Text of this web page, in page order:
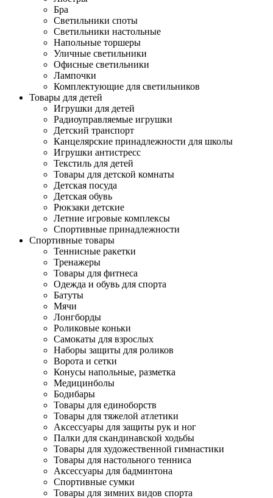
Бра
Светильники споты
Светильники настольные
Напольные торшеры
Уличные светильники
Офисные светильники
Лампочки
Комплектующие для светильников
Товары для детей
Игрушки для детей
Радиоуправляемые игрушки
Детский транспорт
Канцелярские принадлежности для школы
Игрушки антистресс
Текстиль для детей
Товары для детской комнаты
Детская посуда
Детская обувь
Рюкзаки детские
Летние игровые комплексы
Спортивные принадлежности
Спортивные товары
Теннисные ракетки
Тренажеры
Товары для фитнеса
Одежда и обувь для спорта
Батуты
Мячи
Лонгборды
Роликовые коньки
Самокаты для взрослых
Наборы защиты для роликов
Ворота и сетки
Конусы напольные, разметка
Медицинболы
Бодибары
Товары для единоборств
Товары для тяжелой атлетики
Аксессуары для защиты рук и ног
Палки для скандинавской ходьбы
Товары для художественной гимнастики
Товары для настольного тенниса
Аксессуары для бадминтона
Спортивные сумки
Товары для зимних видов спорта